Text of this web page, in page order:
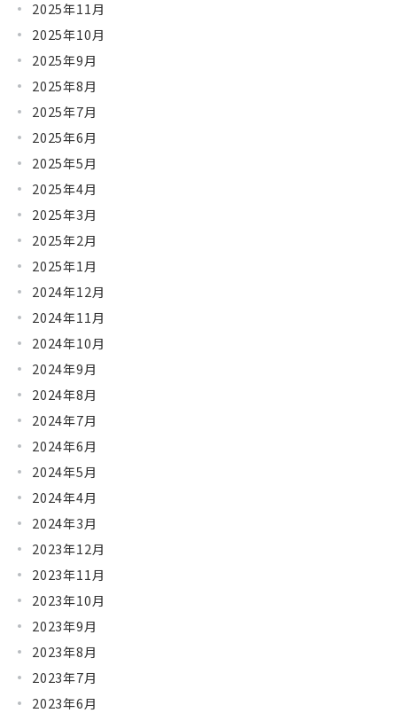
2025年11月
2025年10月
2025年9月
2025年8月
2025年7月
2025年6月
2025年5月
2025年4月
2025年3月
2025年2月
2025年1月
2024年12月
2024年11月
2024年10月
2024年9月
2024年8月
2024年7月
2024年6月
2024年5月
2024年4月
2024年3月
2023年12月
2023年11月
2023年10月
2023年9月
2023年8月
2023年7月
2023年6月